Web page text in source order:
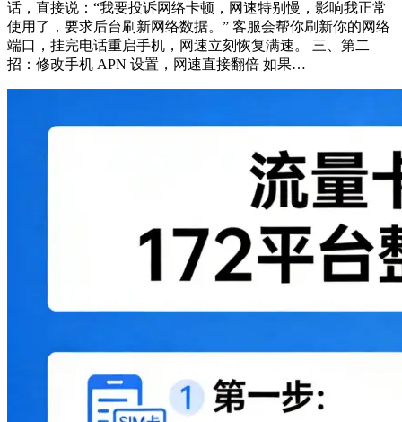
话，直接说：“我要投诉网络卡顿，网速特别慢，影响我正常
使用了，要求后台刷新网络数据。” 客服会帮你刷新你的网络
端口，挂完电话重启手机，网速立刻恢复满速。 三、第二
招：修改手机 APN 设置，网速直接翻倍 如果…